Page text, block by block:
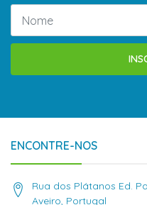
ENCONTRE-NOS
Rua dos Plátanos Ed.
Aveiro, Portugal